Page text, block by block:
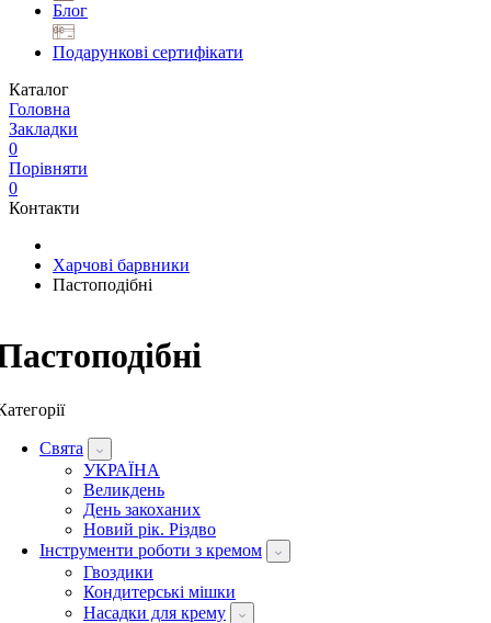
Блог
Подарункові сертифікати
Каталог
Головна
Закладки
0
Порівняти
0
Контакти
Харчові барвники
Пастоподібні
Свята
УКРАЇНА
Великдень
День закоханих
Новий рік. Різдво
Інструменти роботи з кремом
Гвоздики
Кондитерські мішки
Насадки для крему